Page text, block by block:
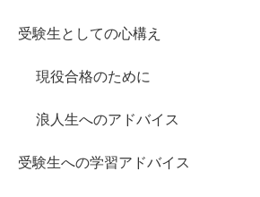
受験生としての心構え
現役合格のために
浪人生へのアドバイス
受験生への学習アドバイス